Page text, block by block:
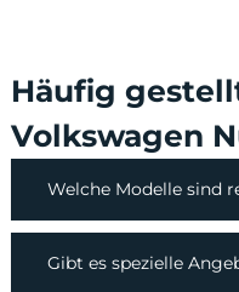
Häufig
Volkswagen
Welche Modelle sind
Gibt es spezielle